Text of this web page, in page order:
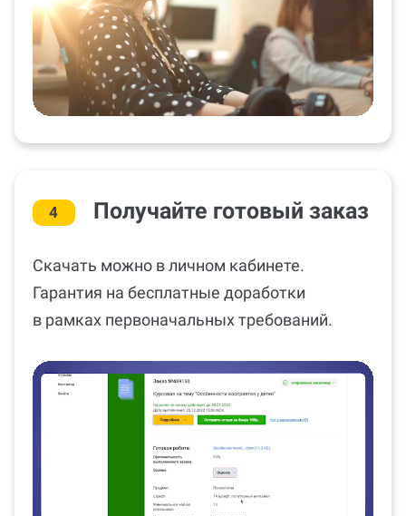
4 Получайте готовый заказ
Скачать можно в личном кабинете.
Гарантия на бесплатные доработки
в рамках первоначальных требований.